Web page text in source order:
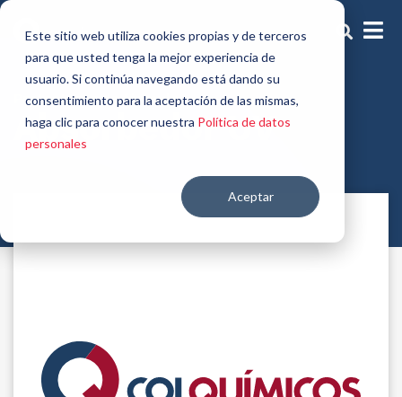
Este sitio web utiliza cookies propias y de terceros
para que usted tenga la mejor experiencia de
usuario. Si continúa navegando está dando su
consentimiento para la aceptación de las mismas,
haga clic para conocer nuestra Política de datos
personales
Aceptar
Protectores de fórmula
Absorbedor UV